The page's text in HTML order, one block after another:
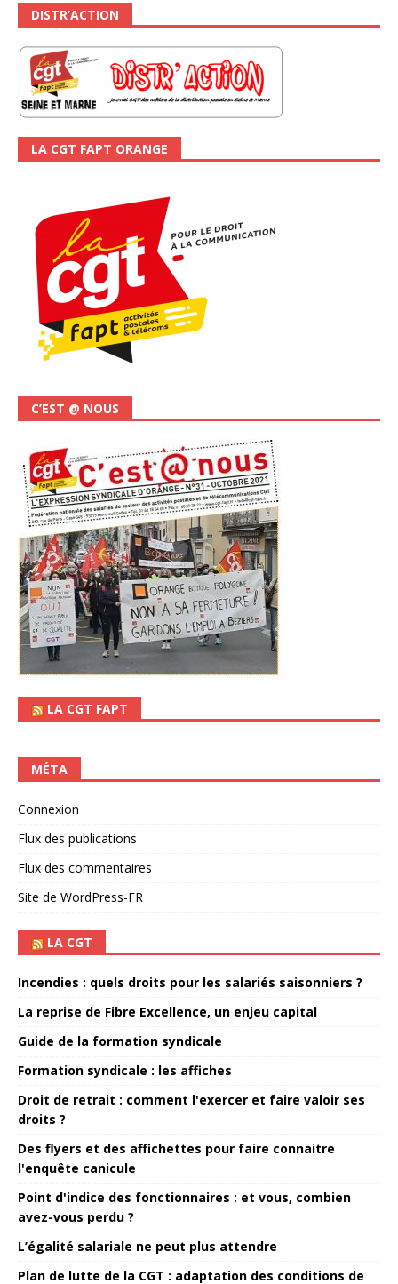
DISTR’ACTION
LA CGT FAPT ORANGE
C’EST @ NOUS
LA CGT FAPT
MÉTA
Connexion
Flux des publications
Flux des commentaires
Site de WordPress-FR
LA CGT
Incendies : quels droits pour les salariés saisonniers ?
La reprise de Fibre Excellence, un enjeu capital
Guide de la formation syndicale
Formation syndicale : les affiches
Droit de retrait : comment l'exercer et faire valoir ses
droits ?
Des flyers et des affichettes pour faire connaitre
l'enquête canicule
Point d'indice des fonctionnaires : et vous, combien
avez-vous perdu ?
L’égalité salariale ne peut plus attendre
Plan de lutte de la CGT : adaptation des conditions de